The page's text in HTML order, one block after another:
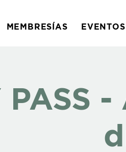
MEMBRESÍAS EVENTOS
PASS